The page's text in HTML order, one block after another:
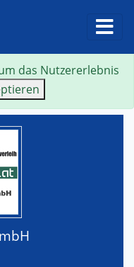
das Nutzererlebnis